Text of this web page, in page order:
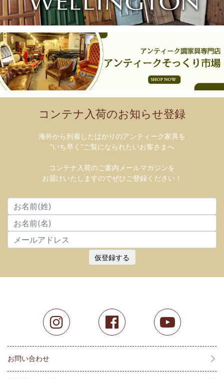
コンテナ入荷のお知らせ登録
海外から到着したばかりのアンティーク家具を
”いち早く”ご覧になられたいお客さまへ
コンテナ入荷のご案内メールマガジンを
お届けいたしますのでぜひご登録ください！
仮登録する
お問い合わせ